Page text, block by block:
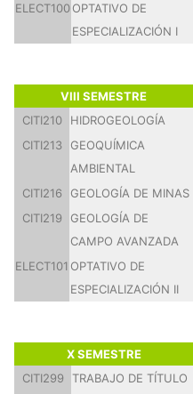
ELECT100OPTATIVO DE
ESPECIALIZACIÓN I
VIII SEMESTRE
CITI210
HIDROGEOLOGÍA
CITI213
GEOQUÍMICA
AMBIENTAL
CITI216
GEOLOGÍA DE MINAS
CITI219
GEOLOGÍA DE
CAMPO AVANZADA
ELECT101 OPTATIVO DE
ESPECIALIZACIÓN II
X SEMESTRE
CITI299
TRABAJO DE TÍTULO